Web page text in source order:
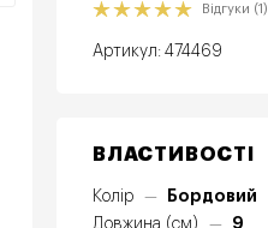
Відгуки (1)
Артикул: 474469
ВЛАСТИВОСТІ
Колір —
Бордовий
Довжина (см)
—
9